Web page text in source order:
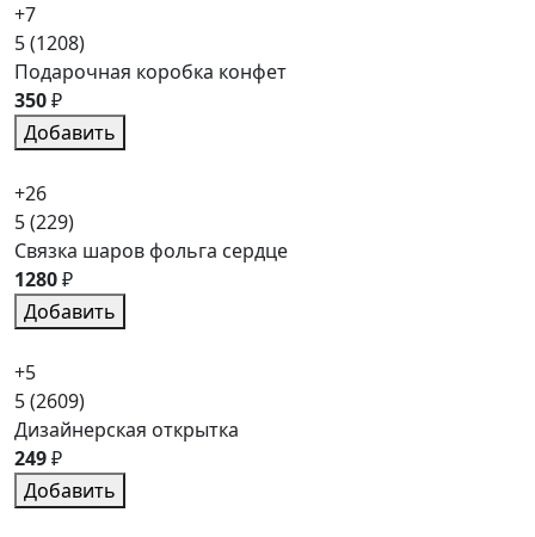
+7
5(1208)
Подарочная коробка конфет
350₽
Добавить
+26
5(229)
Связка шаров фольга сердце
1280₽
Добавить
+5
5(2609)
Дизайнерская открытка
249₽
Добавить